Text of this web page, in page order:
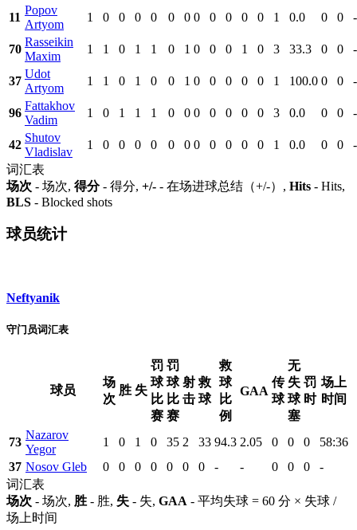
11
Popov
Artyom
1 0 0 0 0 0 0 0 0 0 0 0 1 0.0 0 0 -
70
Rasseikin
Maxim
1 1 0 1 1 0 1 0 0 0 1 0 3 33.3 0 0 -
37
Udot
Artyom
1 1 0 1 0 0 1 0 0 0 0 0 1 100.0 0 0 -
96
Fattakhov
Vadim
1 0 1 1 1 0 0 0 0 0 0 0 3 0.0 0 0 -
42
Shutov
Vladislav
1 0 0 0 0 0 0 0 0 0 0 0 1 0.0 0 0
-
词汇表
场次 - 场次, 得分- 得分, +/- - 在场进球总结（+/-）, Hits - Hits,
BLS - Blocked shots
球员统计
Neftyanik
守门员词汇表
球员
场
次
胜 失
罚
球
比
赛
罚
球
比
赛
射
击
救
球
救
球
比
例
GAA
传
球
无
失
球
塞
罚
时
场上
时间
73
Nazarov
Yegor
1 0 1 0 35 2 33 94.3 2.05 0 0 0
58:36
37 Nosov Gleb 0 0 0 0 0 0 0 - - 0 0 0
-
词汇表
场次 - 场次, 胜 - 胜, 失 - 失, GAA - 平均失球 = 60 分 × 失球 /
场上时间